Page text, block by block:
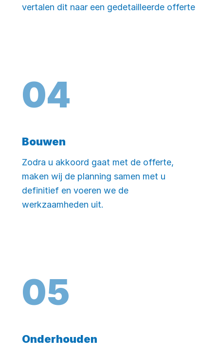
vertalen dit naar een gedetailleerde offerte
04
Bouwen
Zodra u akkoord gaat met de offerte,
maken wij de planning samen met u
definitief en voeren we de
werkzaamheden uit.
05
Onderhouden